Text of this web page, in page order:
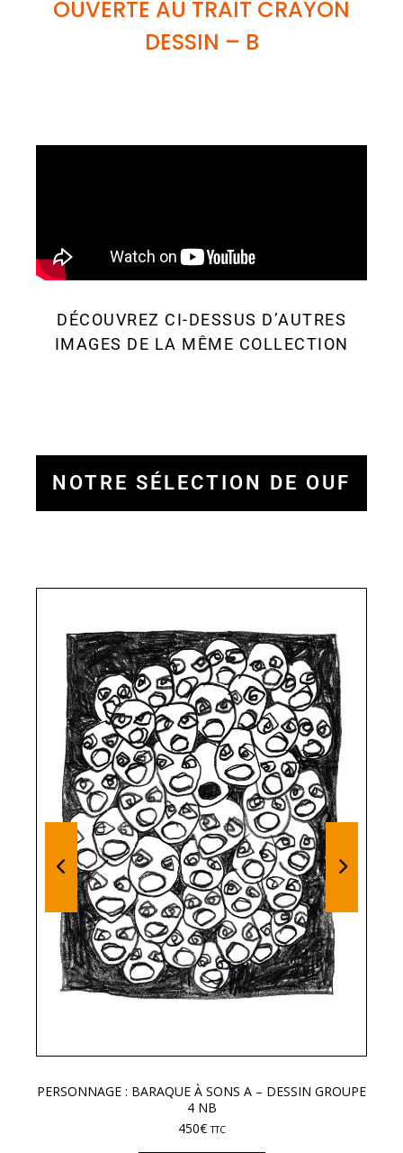
OUVERTE AU TRAIT CRAYON
DESSIN – B
DÉCOUVREZ CI-DESSUS D’AUTRES
IMAGES DE LA MÊME COLLECTION
NOTRE SÉLECTION DE OUF
PERSONNAGE : BARAQUE À SONS A – DESSIN GROUPE
4 NB
450€ TTC